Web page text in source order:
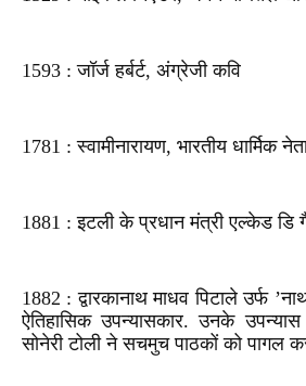
1593 : जॉर्ज हर्बर्ट, अंग्रेजी कवि
1781 : स्वामीनारायण, भारतीय धार्मिक
1881 : इटली के प्रधान मंत्री एल्केड डि
1882 : द्वारकानाथ माधव पिटाले उर्फ
ऐतिहासिक उपन्यासकार. उनके
सोनेरी टोली ने सचमुच पाठकों को पागल